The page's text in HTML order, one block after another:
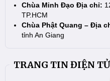
Chùa Minh Đạo Địa chỉ:
TP.HCM
Chùa Phật Quang – Địa
tỉnh An Giang
TRANG TIN ĐIỆN TỬ